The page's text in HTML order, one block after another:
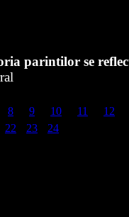
parintilor se
8 9 10 11
12
22 23 24